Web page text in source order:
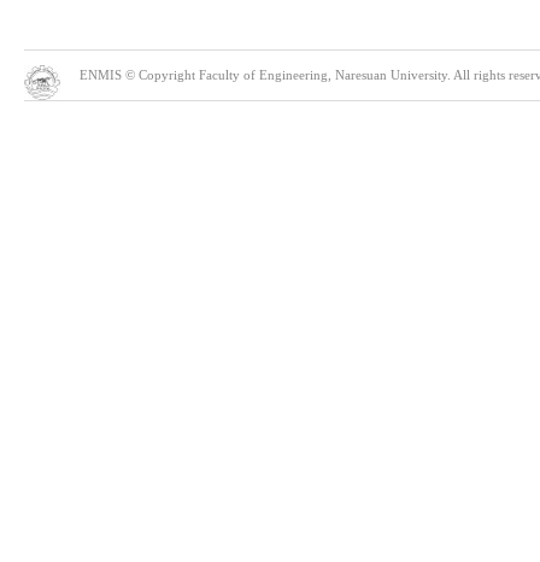
ENMIS © Copyright Faculty of Engineering, Naresuan University. All rights